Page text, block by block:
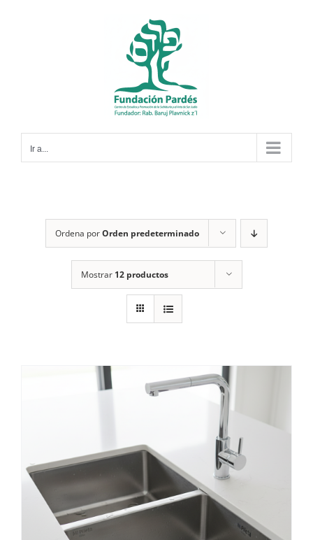
Ir a...
Ordena porOrden predeterminado
Mostrar 12 productos